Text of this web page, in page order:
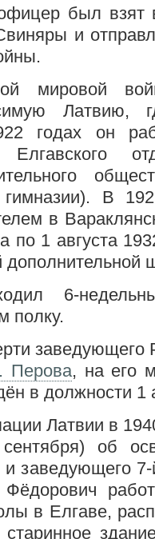
был взят
и
мировой
Латвию,
годах он
гимназии). В
в
по 1 августа
дополнительной
6-
полку.
заведующего
Перова, на его
в должности 1
Латвии в
об
и заведующего
в Елгаве,